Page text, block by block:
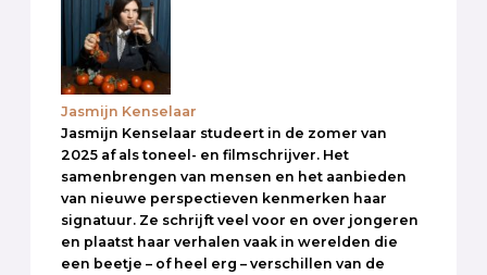
Jasmijn Kenselaar
Jasmijn Kenselaar studeert in de zomer van
2025 af als toneel- en filmschrijver. Het
samenbrengen van mensen en het aanbieden
van nieuwe perspectieven kenmerken haar
signatuur. Ze schrijft veel voor en over jongeren
en plaatst haar verhalen vaak in werelden die
een beetje – of heel erg – verschillen van de